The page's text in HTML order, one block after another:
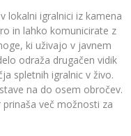
lokalni igralnici iz kamena
in lahko komunicirate z
ki uživajo v javnem
odraža drugačen vidik
spletnih igralnic v živo.
na do osem obročev.
več možnosti za